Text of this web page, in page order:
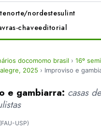
norte/nordestesulint
chaveeditorial
docomomo brasil › 16º
2025 › Improviso e
e gambiarra: casas
(FAU-USP)